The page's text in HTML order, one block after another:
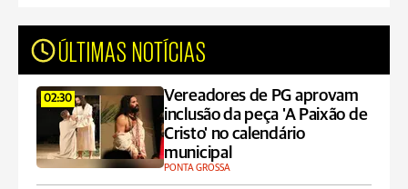
ÚLTIMAS NOTÍCIAS
02:30
Vereadores de PG aprovam
inclusão da peça 'A Paixão de
Cristo' no calendário
municipal
PONTA GROSSA